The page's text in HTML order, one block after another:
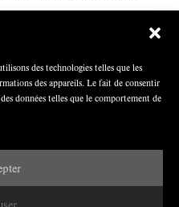
des technologies telles que les
des appareils. Le fait de consentir
données telles que le comportement de
nombreux à venir aider
les connaissances sur ces
pour transformer